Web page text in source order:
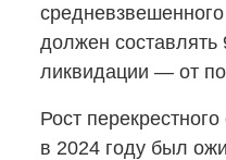
должен
ликвидации — от
Рост
в 2024 году был